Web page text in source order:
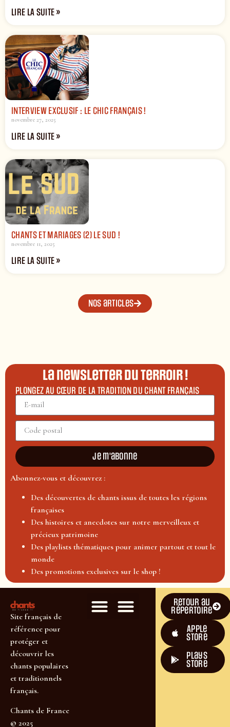
LIRE LA SUITE »
INTERVIEW EXCLUSIF : LE CHIC FRANÇAIS !
novembre 27, 2025
LIRE LA SUITE »
CHANTS ET MARIAGES (2) LE SUD !
novembre 11, 2025
LIRE LA SUITE »
Nos articles
La newsletter du terroir !
PLONGEZ AU CŒUR DE LA TRADITION DU CHANT FRANÇAIS
Je m'abonne
Abonnez-vous et découvrez :
Des découvertes de chants issus de toutes les régions
françaises
Des histoires et anecdotes sur notre merveilleux et
précieux patrimoine
Des playlists thématiques pour animer partout et tout le
monde
Des promotions exclusives sur le shop !
Site français de
référence pour
protéger et
découvrir les
chants populaires
et traditionnels
français.
Chants de France
© 2025
Retour au
répertoire
Apple
Store
plays
store